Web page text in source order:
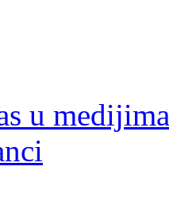
u medijima